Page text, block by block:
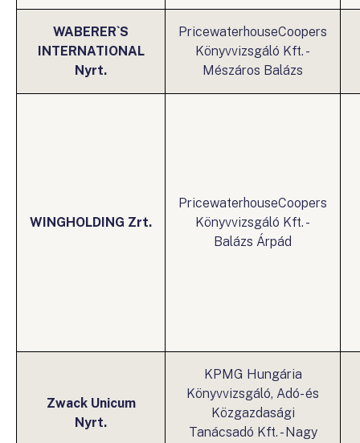
WABERER`S
INTERNATIONAL
Nyrt.
PricewaterhouseCoopers
Könyvvizsgáló Kft. -
Mészáros Balázs
WINGHOLDING Zrt.
PricewaterhouseCoopers
Könyvvizsgáló Kft. -
Balázs Árpád
Zwack Unicum
Nyrt.
KPMG Hungária
Könyvvizsgáló, Adó- és
Közgazdasági
Tanácsadó Kft. - Nagy